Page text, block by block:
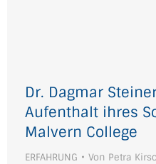
Dr. Dagmar
Aufenthalt ihres
Malvern College
ERFAHRUNG Von Petra